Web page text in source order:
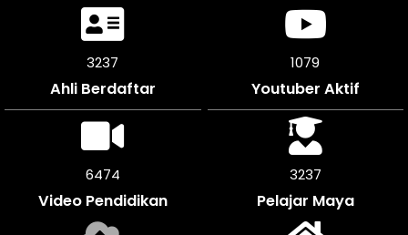
3684
Ahli Berdaftar
1228
Youtuber Aktif
7362
Video Pendidikan
3681
Pelajar Maya